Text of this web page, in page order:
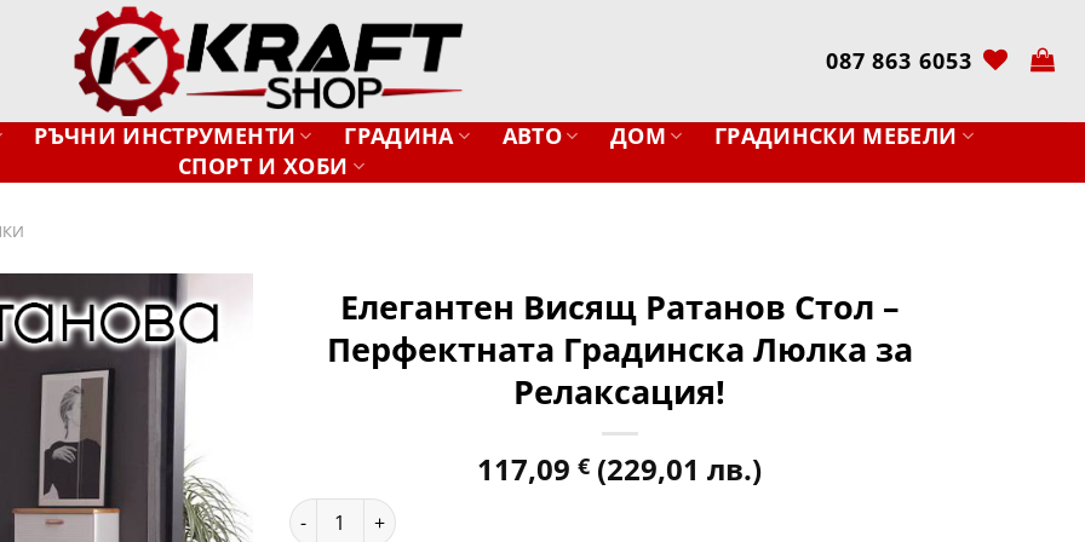
087 863 6053
РЪЧНИ ИНСТРУМЕНТИ ГРАДИНА АВТО ДОМ
ГРАДИНСКИ МЕБЕЛИ
СПОРТ И ХОБИ
Добави
Елегантен Висящ Ратанов Стол –
Перфектната Градинска Люлка за
Релаксация!
117,09 € (229,01 лв.)
количество за Елегантен Висящ Ратанов Стол – Перфектната Градинска Люлка за